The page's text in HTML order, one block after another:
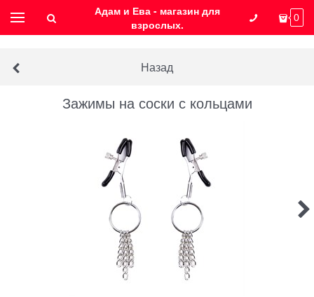
Адам и Ева - магазин для
взрослых.
0
Назад
Зажимы на соски с кольцами